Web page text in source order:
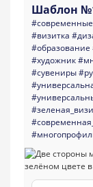
Шаблон
#современные
#визитка
#образование
#художник
#сувениры